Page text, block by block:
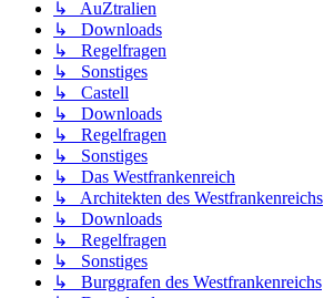
↳ AuZtralien
↳ Downloads
↳ Regelfragen
↳ Sonstiges
↳ Castell
↳ Downloads
↳ Regelfragen
↳ Sonstiges
↳ Das Westfrankenreich
↳ Architekten des Westfrankenreichs
↳ Downloads
↳ Regelfragen
↳ Sonstiges
↳ Burggrafen des Westfrankenreichs